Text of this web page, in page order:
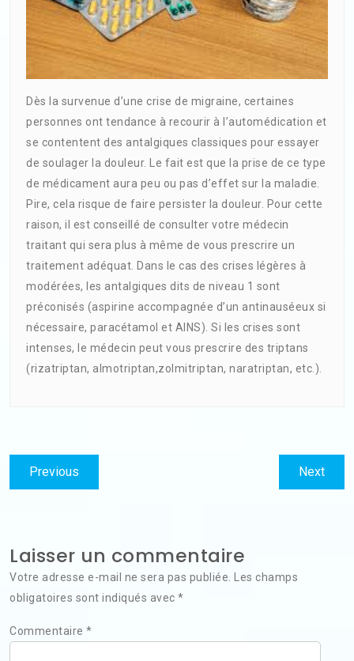
Dès la survenue d’une crise de migraine, certaines
personnes ont tendance à recourir à l’automédication et
se contentent des antalgiques classiques pour essayer
de soulager la douleur. Le fait est que la prise de ce type
de médicament aura peu ou pas d’effet sur la maladie.
Pire, cela risque de faire persister la douleur. Pour cette
raison, il est conseillé de consulter votre médecin
traitant qui sera plus à même de vous prescrire un
traitement adéquat. Dans le cas des crises légères à
modérées, les antalgiques dits de niveau 1 sont
préconisés (aspirine accompagnée d’un antinauséeux si
nécessaire, paracétamol et AINS). Si les crises sont
intenses, le médecin peut vous prescrire des triptans
(rizatriptan, almotriptan,zolmitriptan, naratriptan, etc.).
Navigation
de
Previous
post:
NextNext
post:
Laisser un commentaire
Votre adresse e-mail ne sera pas publiée. Les champs
obligatoires sont indiqués avec *
Commentaire *